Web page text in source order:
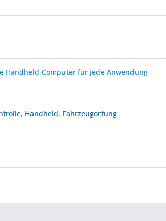
Handheld-Computer für jede Anwendung
, Handheld, Fahrzeugortung